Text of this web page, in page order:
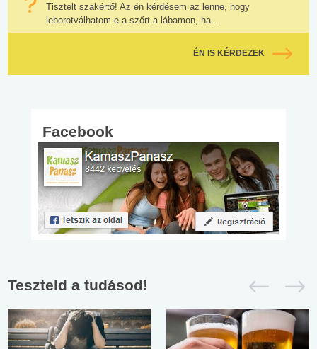
Tisztelt szakértő! Az én kérdésem az lenne, hogy
leborotválhatom e a szőrt a lábamon, ha...
ÉN IS KÉRDEZEK
Facebook
Teszteld a tudásod!